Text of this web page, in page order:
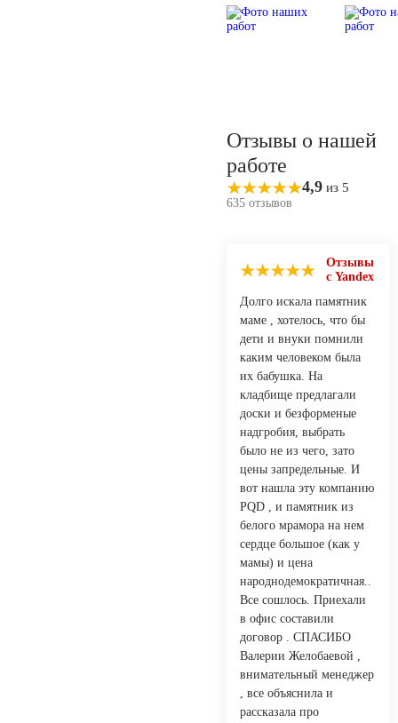
Отзывы о нашей
работе
4,9 из 5
635 отзывов
Отзывы
с Yandex
Долго искала памятник
маме , хотелось, что бы
дети и внуки помнили
каким человеком была
их бабушка. На
кладбище предлагали
доски и безформеные
надгробия, выбрать
было не из чего, зато
цены запредельные. И
вот нашла эту компанию
PQD , и памятник из
белого мрамора на нем
сердце большое (как у
мамы) и цена
народнодемократичная..
Все сошлось. Приехали
в офис составили
договор . СПАСИБО
Валерии Желобаевой ,
внимательный менеджер
, все объяснила и
рассказала про